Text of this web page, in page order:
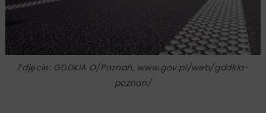
Zdjęcie: GDDKiA O/Poznań, www.gov.pl/web/gddkia-
poznan/